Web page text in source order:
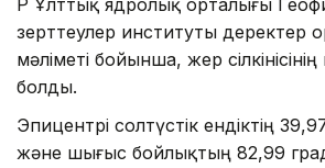
ҚР Ұлттық ядролық орталығы
зерттеулер институты деректер
мәліметі бойынша, жер
болды.
Эпицентрі солтүстік ендіктің
және шығыс бойлықтың 82,99